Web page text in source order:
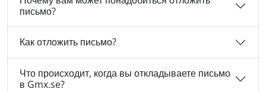
письмо?
Как отложить письмо?
Что происходит, когда вы откладываете письмо
в Gmx.se?